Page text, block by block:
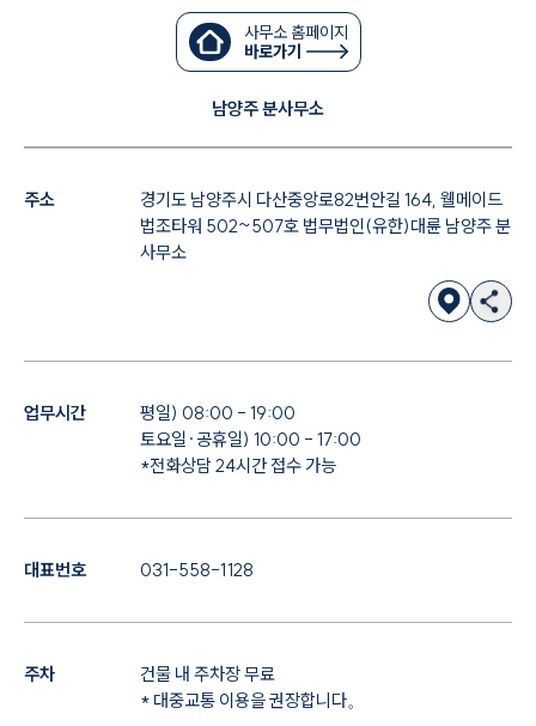
사무소 홈페이지
바로가기
남양주 분사무소
주소
경기도 남양주시 다산중앙로82번안길 164, 웰메이드
법조타워 502~507호 법무법인(유한)대륜 남양주 분
사무소
업무시간
평일) 08:00 - 19:00
토요일·공휴일) 10:00 - 17:00
*전화상담 24시간 접수 가능
대표번호 031-558-1128
주차
건물 내 주차장 무료
* 대중교통 이용을 권장합니다。